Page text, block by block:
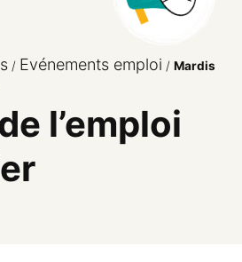
/ Evénements emploi / Mardis
l’emploi